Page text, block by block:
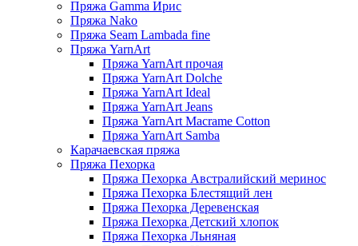
Пряжа Gamma Ирис
Пряжа Nako
Пряжа Seam Lambada fine
Пряжа YarnArt
Пряжа YarnArt прочая
Пряжа YarnArt Dolche
Пряжа YarnArt Ideal
Пряжа YarnArt Jeans
Пряжа YarnArt Macrame Cotton
Пряжа YarnArt Samba
Карачаевская пряжа
Пряжа Пехорка
Пряжа Пехорка Австралийский меринос
Пряжа Пехорка Блестящий лен
Пряжа Пехорка Деревенская
Пряжа Пехорка Детский хлопок
Пряжа Пехорка Льняная